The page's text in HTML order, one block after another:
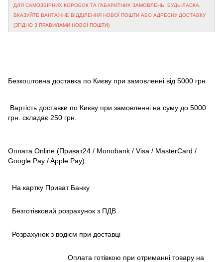
ДЛЯ САМОЗБІРНИХ КОРОБОК ТА ГАБАРИТНИХ ЗАМОВЛЕНЬ, БУДЬ-ЛАСКА,
ВКАЗУЙТЕ ВАНТАЖНЕ ВІДДІЛЕННЯ НОВОЇ ПОШТИ АБО АДРЕСНУ ДОСТАВКУ
(ЗГІДНО З ПРАВИЛАМИ НОВОЇ ПОШТИ)
Безкоштовна доставка по Києву при замовленні від 5000 грн
Вартість доставки по Києву при замовленні на суму до 5000
грн. складає 250 грн.
Оплата Online (Приват24 / Monobank / Visa / MasterCard /
Google Pay / Apple Pay)
На картку Приват Банку
Безготівковий розрахунок з ПДВ
Розрахунок з водієм при доставці
Оплата готівкою при отриманні товару на